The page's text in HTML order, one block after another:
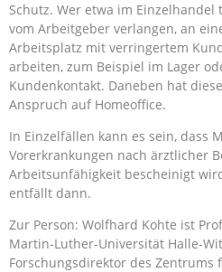
Schutz. Wer etwa im Einzelhandel
vom Arbeitgeber verlangen, an
Arbeitsplatz mit verringertem
arbeiten, zum Beispiel im Lager
Kundenkontakt. Daneben hat
Anspruch auf Homeoffice.
In Einzelfällen kann es sein, dass
Vorerkrankungen nach ärztlicher
Arbeitsunfähigkeit bescheinigt
entfällt dann.
Zur Person: Wolfhard Kohte ist
Martin-Luther-Universität Halle-
Forschungsdirektor des Zentrums